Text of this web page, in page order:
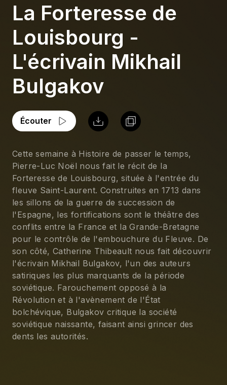
La Forteresse de
Louisbourg -
L'écrivain Mikhail
Bulgakov
Écouter
Cette semaine à Histoire de passer le temps,
Pierre-Luc Noël nous fait le récit de la
Forteresse de Louisbourg, située à l'entrée du
fleuve Saint-Laurent. Construites en 1713 dans
les sillons de la guerre de succession de
l'Espagne, les fortifications sont le théâtre des
conflits entre la France et la Grande-Bretagne
pour le contrôle de l'embouchure du Fleuve. De
son côté, Catherine Thibeault nous fait découvrir
l'écrivain Mikhail Bulgakov, l'un des auteurs
satiriques les plus marquants de la période
soviétique. Farouchement opposé à la
Révolution et à l'avènement de l'État
bolchévique, Bulgakov critique la société
soviétique naissante, faisant ainsi grincer des
dents les autorités.